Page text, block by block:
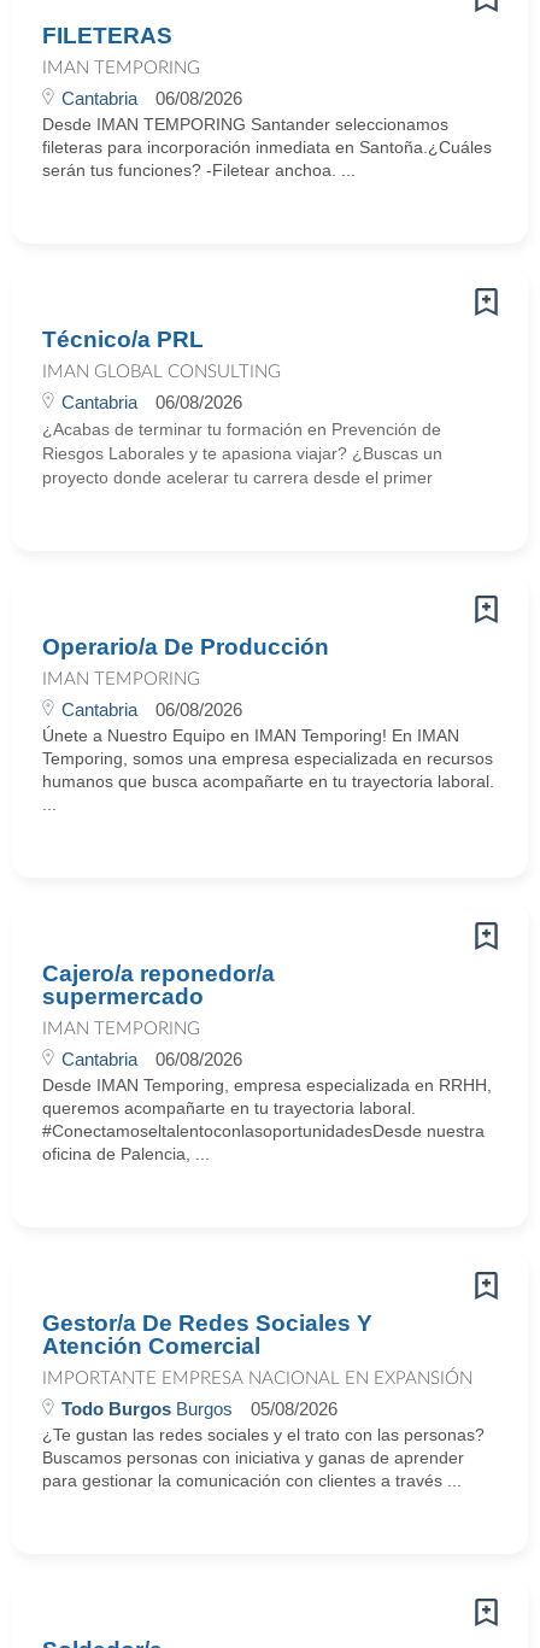
FILETERAS
IMAN TEMPORING
Cantabria 06/08/2026
Desde IMAN TEMPORING Santander seleccionamos
fileteras para incorporación inmediata en Santoña.¿Cuáles
serán tus funciones? -Filetear anchoa. ...
Técnico/a PRL
IMAN GLOBAL CONSULTING
Cantabria 06/08/2026
¿Acabas de terminar tu formación en Prevención de
Riesgos Laborales y te apasiona viajar? ¿Buscas un
proyecto donde acelerar tu carrera desde el primer
Operario/a De Producción
IMAN TEMPORING
Cantabria 06/08/2026
Únete a Nuestro Equipo en IMAN Temporing! En IMAN
Temporing, somos una empresa especializada en recursos
humanos que busca acompañarte en tu trayectoria laboral.
Cajero/a reponedor/a
supermercado
IMAN TEMPORING
Cantabria 06/08/2026
Desde IMAN Temporing, empresa especializada en RRHH,
queremos acompañarte en tu trayectoria laboral.
#ConectamoseltalentoconlasoportunidadesDesde nuestra
oficina de Palencia, ...
Gestor/a De Redes Sociales Y
Atención Comercial
IMPORTANTE EMPRESA NACIONAL EN EXPANSIÓN
Todo Burgos Burgos 05/08/2026
¿Te gustan las redes sociales y el trato con las personas?
Buscamos personas con iniciativa y ganas de aprender
para gestionar la comunicación con clientes a través ...